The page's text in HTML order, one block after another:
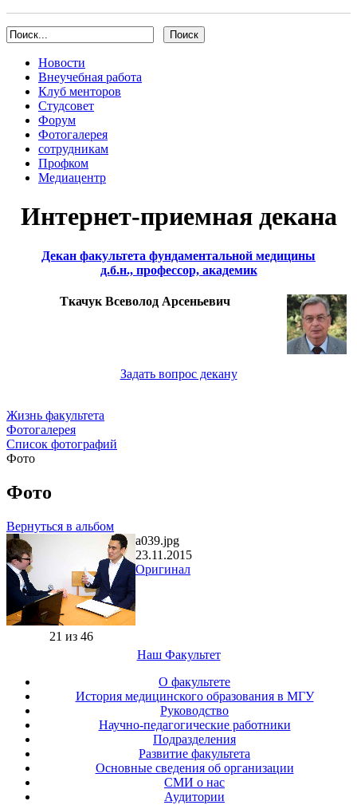
Новости
Внеучебная работа
Клуб менторов
Студсовет
Форум
Фотогалерея
сотрудникам
Профком
Медиацентр
Интернет-приемная декана
Декан факультета фундаментальной медицины
д.б.н., профессор, академик
Ткачук Всеволод Арсеньевич
Задать вопрос декану
Жизнь факультета
Фотогалерея
Список фотографий
Фото
Фото
Вернуться в альбом
21 из 46
a039.jpg
23.11.2015
Оригинал
Наш Факультет
О факультете
История медицинского образования в МГУ
Руководство
Научно-педагогические работники
Подразделения
Развитие факультета
Основные сведения об организации
СМИ о нас
Аудитории